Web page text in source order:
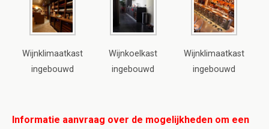
Wijnklimaatkast
ingebouwd
Wijnkoelkast
ingebouwd
Wijnklimaatkast
ingebouwd
Informatie aanvraag over de mogelijkheden om een